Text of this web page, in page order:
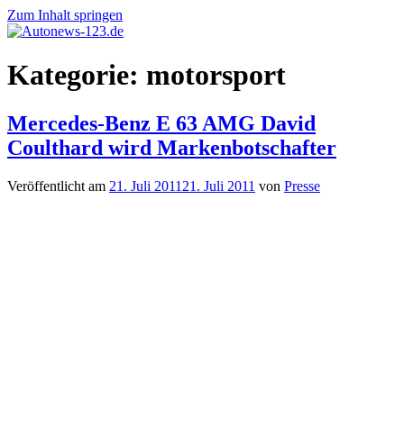
Zum Inhalt springen
123.de
mit
Kategorie: motorsport
Mercedes-Benz E 63 AMG David
Coulthard wird Markenbotschafter
Veröffentlicht am 21. Juli 2011 21. Juli 2011 von Presse